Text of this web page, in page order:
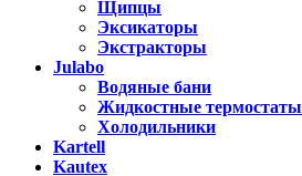
Щипцы
Эксикаторы
Экстракторы
Julabo
Водяные бани
Жидкостные
Холодильники
Kartell
Kautex